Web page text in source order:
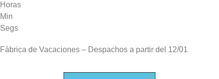
Horas
Min
Segs
Fábrica de Vacaciones – Despachos a partir del 12/01